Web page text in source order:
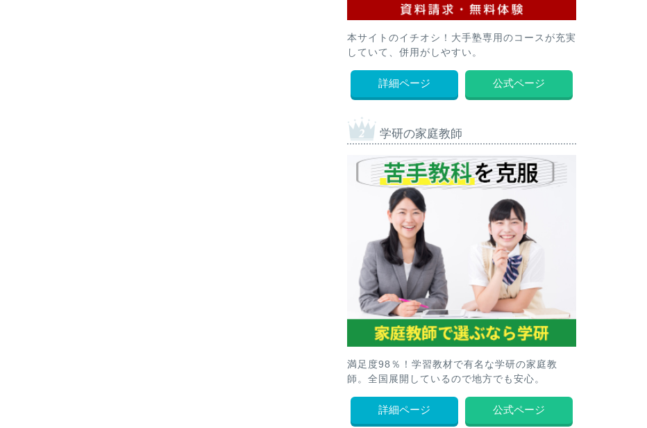
本サイトのイチオシ！大手塾専用のコースが充実
していて、併用がしやすい。
詳細ページ 公式ページ
学研の家庭教師
満足度98％！学習教材で有名な学研の家庭教
師。全国展開しているので地方でも安心。
詳細ページ 公式ページ